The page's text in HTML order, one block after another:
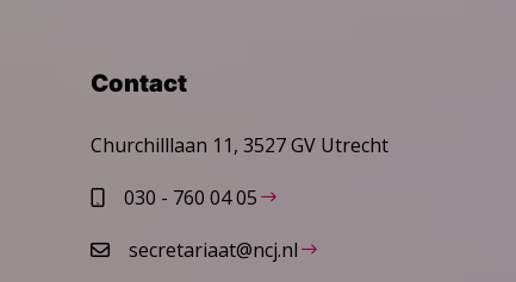
Contact
Churchilllaan 11, 3527 GV Utrecht
030 - 760 04 05
secretariaat@ncj.nl